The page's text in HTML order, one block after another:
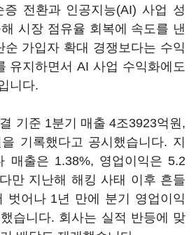
증 전환과 인공지능(AI) 사업 성
시장 점유율 회복에 속도를 낸
순 가입자 확대 경쟁보다는 수익
유지하면서 AI 사업 수익화에도
니다.
기준 1분기 매출 4조3923억원,
기록했다고 공시했습니다. 지
매출은 1.38%, 영업이익은 5.2
만 지난해 해킹 사태 이후 흔들
벗어나 1년 만에 분기 영업이익
습니다. 회사는 실적 반등에 맞